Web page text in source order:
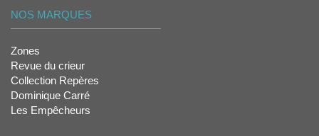
NOS MARQUES
Zones
Revue du crieur
Collection Repères
Dominique Carré
Les Empêcheurs